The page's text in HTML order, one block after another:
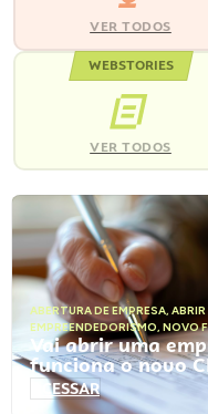
VER TODOS
WEBSTORIES
VER TODOS
ABERTURA DE EMPRESA,
EMPREENDEDORISMO, NOVO
Vai abrir uma
funciona o novo
ACESSAR